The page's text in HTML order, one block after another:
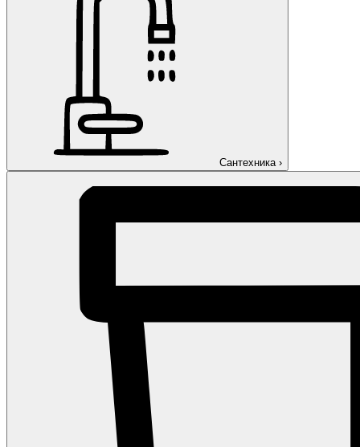
Сантехника ›